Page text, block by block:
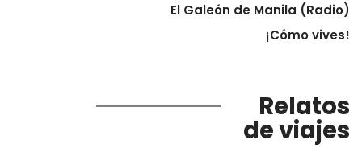
El Galeón de Manila (Radio)
¡Cómo vives!
Relatos
de viajes